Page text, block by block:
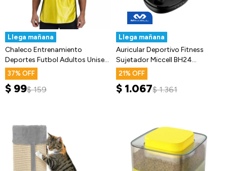
Llega mañana
Chaleco Entrenamiento
Deportes Futbol Adultos Unisex
Fitness
37
$ 99$ 159
Llega mañana
Auricular Deportivo Fitness
Sujetador Miccell BH24
Bluetooth
21
$ 1.067$ 1.361